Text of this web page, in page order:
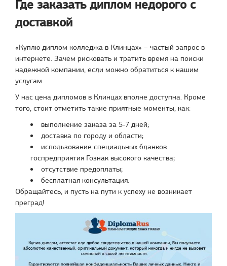
Где заказать диплом недорого с
доставкой
«Куплю диплом колледжа в Клинцах» – частый запрос в
интернете. Зачем рисковать и тратить время на поиски
надежной компании, если можно обратиться к нашим
услугам.
У нас цена дипломов в Клинцах вполне доступна. Кроме
того, стоит отметить такие приятные моменты, как:
выполнение заказа за 5-7 дней;
доставка по городу и области;
использование специальных бланков
госпредприятия Гознак высокого качества;
отсутствие предоплаты;
бесплатная консультация.
Обращайтесь, и пусть на пути к успеху не возникает
преград!